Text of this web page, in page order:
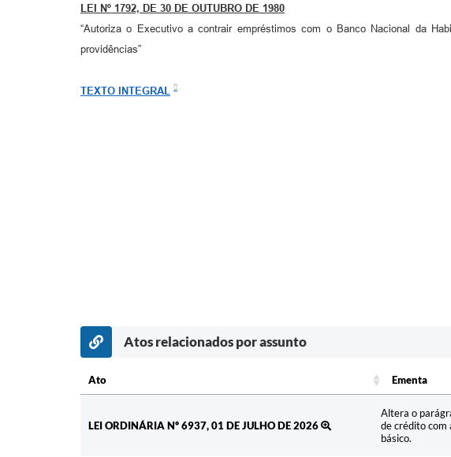
LEI Nº 1792, DE 30 DE OUTUBRO DE 1980
“Autoriza o Executivo a contrair empréstimos com o Banco Nacional da
providências”
TEXTO INTEGRAL
Atos relacionados por assunto
Ato Ementa
LEI ORDINÁRIA Nº 6937, 01 DE JULHO DE 2026
Altera o
de crédito com
básico.